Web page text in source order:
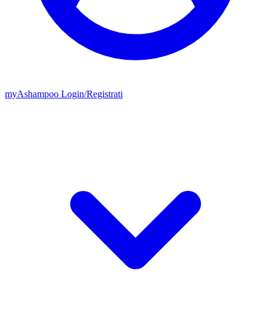
myAshampoo Login/Registrati